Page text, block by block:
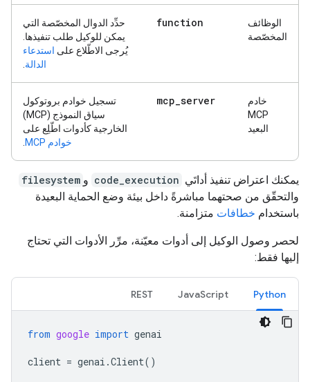
الوظائف
المخصّصة
function
حدِّد الدوال المخصّصة التي
يمكن للوكيل طلب تنفيذها.
يُرجى الاطّلاع على استدعاء
الدالة
خادم
MCP
البعيد
mcp_server
تسجيل خوادم بروتوكول
سياق النموذج (MCP)
الخارجية كأدوات اطّلِع على
خوادم MCP
يمكنك اعتراض تنفيذ أداتَي code_execution و filesystem
والتحقّق من صحتهما مباشرةً داخل بيئة وضع الحماية البعيدة
باستخدام خطافات متزامنة.
لحصر وصول الوكيل إلى أدوات معيّنة، مرِّر الأدوات التي تحتاج
إليها فقط:
Python
JavaScript
REST
from google import genai
client = genai .Client()